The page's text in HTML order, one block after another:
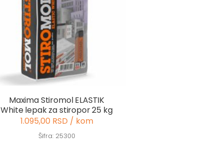
Maxima Stiromol ELASTIK
White lepak za stiropor 25 kg
1.095,00 RSD / kom
Šifra: 25300